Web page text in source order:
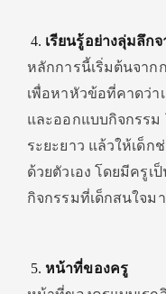
เรียนรู้อย่างลุ่มลึก
หลักการนี้เริ่มต้นจาก
เพื่อหาหัวข้อที่คาดว่า
และออกแบบกิจกรรม
ระยะยาว แล้วให้เด็ก
ด้วยตัวเอง โดยมีครูเ
กิจกรรมที่เด็กสนใจม
หน้าที่ของครู